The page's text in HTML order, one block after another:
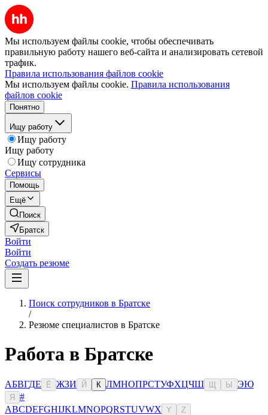
Мы используем файлы cookie, чтобы обеспечивать
правильную работу нашего веб-сайта и анализировать сетевой
трафик.
Правила использования файлов cookie
Мы используем файлы cookie. Правила использования
файлов cookie
Понятно
Ищу работу
Ищу работу
Ищу работу
Ищу сотрудника
Сервисы
Помощь
Ещё
Поиск
Братск
Войти
Войти
Создать резюме
Поиск сотрудников в Братске
/
Резюме специалистов в Братске
Работа в Братске
АБВГДЕ Ё ЖЗИ Й К ЛМНОПРСТУФХЦЧШ Ы ЭЮ
Я
#
ABCDEFGHIJKLMNOPQRSTUVWX Y Z